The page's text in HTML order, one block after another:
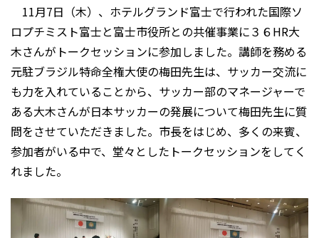
11月7日（木）、ホテルグランド富士で行われた国際ソ
ロプチミスト富士と富士市役所との共催事業に３６HR大
木さんがトークセッションに参加しました。講師を務める
元駐ブラジル特命全権大使の梅田先生は、サッカー交流に
も力を入れていることから、サッカー部のマネージャーで
ある大木さんが日本サッカーの発展について梅田先生に質
問をさせていただきました。市長をはじめ、多くの来賓、
参加者がいる中で、堂々としたトークセッションをしてく
れました。